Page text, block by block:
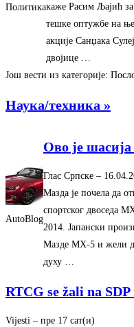
Политикакаже Расим Љајић за
тешке оптужбе на
акције Санџака
двојице …
Још вести из категорије:
Наука/техника »
AutoBlog
Ово је
Глас Српске –
Мазда је почела да
спортског двоседа
2014. Јапански
Мазде MX-5 и жели
духу …
RTCG se žali na
Vijesti – ‎пре 17 сат(и)‎